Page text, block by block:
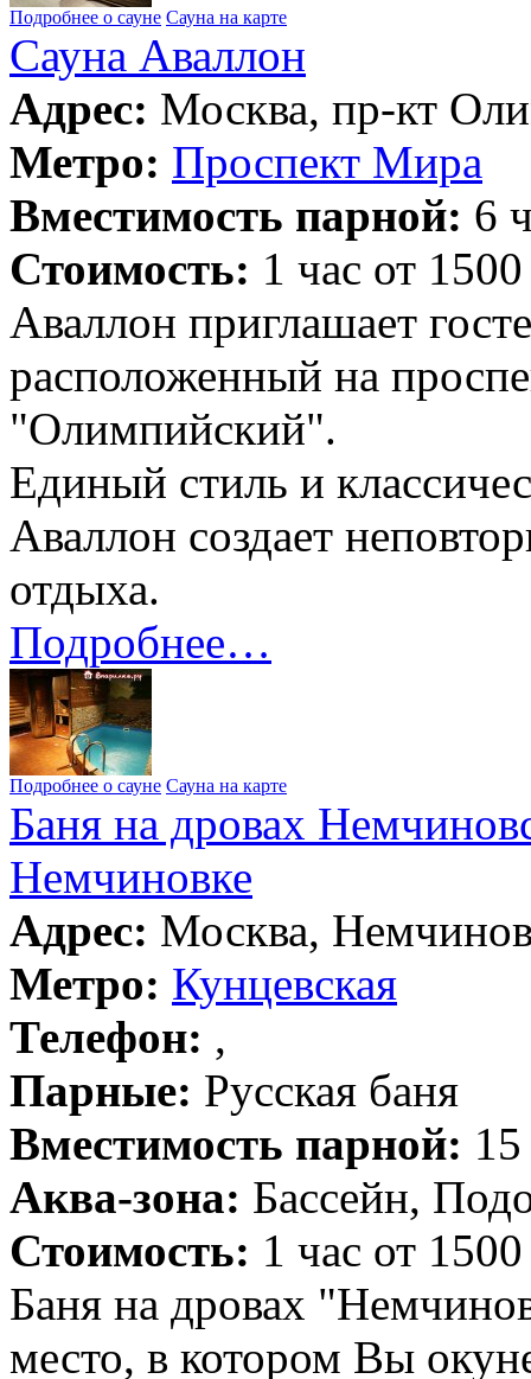
Подробнее о сауне Сауна на карте
Сауна Аваллон
Адрес: Москва, пр-кт
Метро: Проспект Мира
Вместимость парной: 6
Стоимость: 1 час от
Аваллон приглашает
расположенный на
"Олимпийский".
Единый стиль и
Аваллон создает
отдыха.
Подробнее…
Подробнее о сауне Сауна на карте
Баня на дровах
Немчиновке
Адрес: Москва,
Метро: Кунцевская
Телефон: ,
Парные: Русская баня
Вместимость парной:
Аква-зона: Бассейн,
Стоимость: 1 час от
Баня на дровах
место, в котором Вы